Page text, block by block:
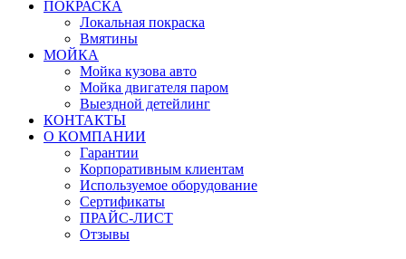
ПОКРАСКА
Локальная покраска
Вмятины
МОЙКА
Мойка кузова авто
Мойка двигателя паром
Выездной детейлинг
КОНТАКТЫ
О КОМПАНИИ
Гарантии
Корпоративным клиентам
Используемое оборудование
Сертификаты
ПРАЙС-ЛИСТ
Отзывы